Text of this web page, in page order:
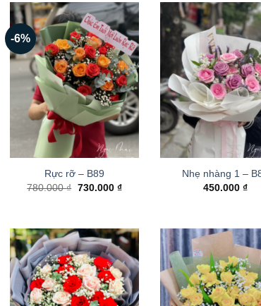
-6%
Rực rỡ – B89
780.000₫ Giá
730.000 ₫Giá
730.000 ₫.
Nhẹ nhàng 1 –
450.000 ₫